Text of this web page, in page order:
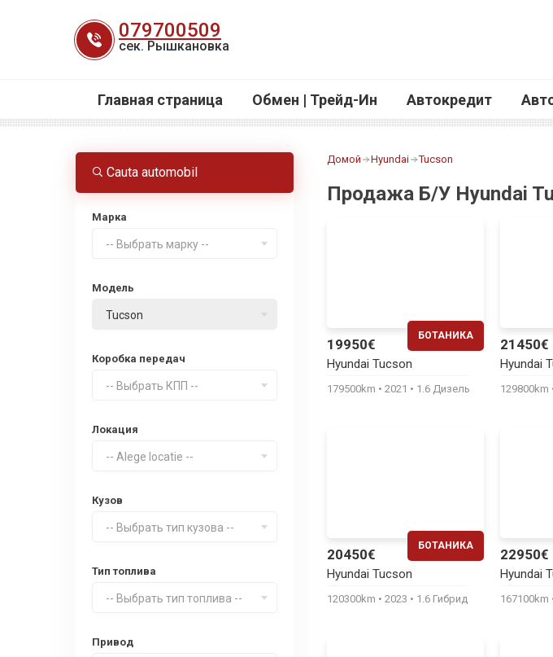
содержанию
079700509
сек. Рышкановка
Главная страница Обмен | Трейд-Ин Автокредит
Cauta automobil
Марка
-- Выбрать марку --
Модель
Tucson
Коробка передач
-- Выбрать КПП --
Локация
-- Alege locatie --
Кузов
-- Выбрать тип кузова --
Тип топлива
-- Выбрать тип топлива --
Привод
Домой Hyundai Tucson
Продажа Б/У Hyundai
БОТАНИКА
19950€
Hyundai Tucson
179500km 2021 1.6 Дизель
21450€
Hyundai
129800km
БОТАНИКА
20450€
Hyundai Tucson
120300km 2023 1.6 Гибрид
22950€
Hyundai
167100km